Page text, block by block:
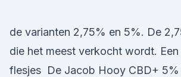
de varianten 2,75% en 5%. De
die het meest verkocht wordt.
flesjes De Jacob Hooy CBD+